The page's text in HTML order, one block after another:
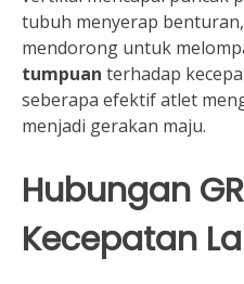
tubuh menyerap
mendorong untuk
tumpuan terhadap
seberapa efektif atlet
menjadi gerakan maju.
Hubungan
Kecepatan